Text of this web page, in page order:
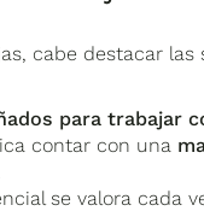
cabe destacar las
para trabajar
contar con una
se valora cada